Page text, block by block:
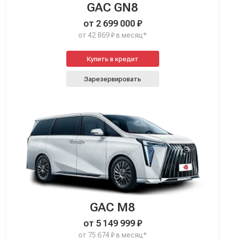
GAC GN8
от 2 699 000 ₽
от 42 869 ₽ в месяц*
Купить в кредит
Зарезервировать
GAC M8
от 5 149 999 ₽
от 75 674 ₽ в месяц*